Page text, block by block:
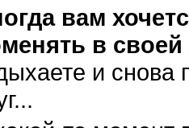
вам
в
и снова